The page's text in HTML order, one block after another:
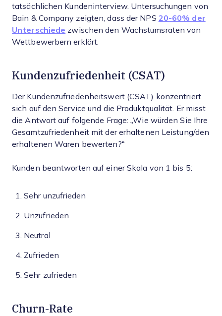
tatsächlichen Kundeninterview. Untersuchungen von
Bain & Company zeigten, dass der NPS 20-60% der
Unterschiede zwischen den Wachstumsraten von
Wettbewerbern erklärt.
Kundenzufriedenheit (CSAT)
Der Kundenzufriedenheitswert (CSAT) konzentriert
sich auf den Service und die Produktqualität. Er misst
die Antwort auf folgende Frage: „Wie würden Sie Ihre
Gesamtzufriedenheit mit der erhaltenen Leistung/den
erhaltenen Waren bewerten?“
Kunden beantworten auf einer Skala von 1 bis 5:
Sehr unzufrieden
Unzufrieden
Neutral
Zufrieden
Sehr zufrieden
Churn-Rate